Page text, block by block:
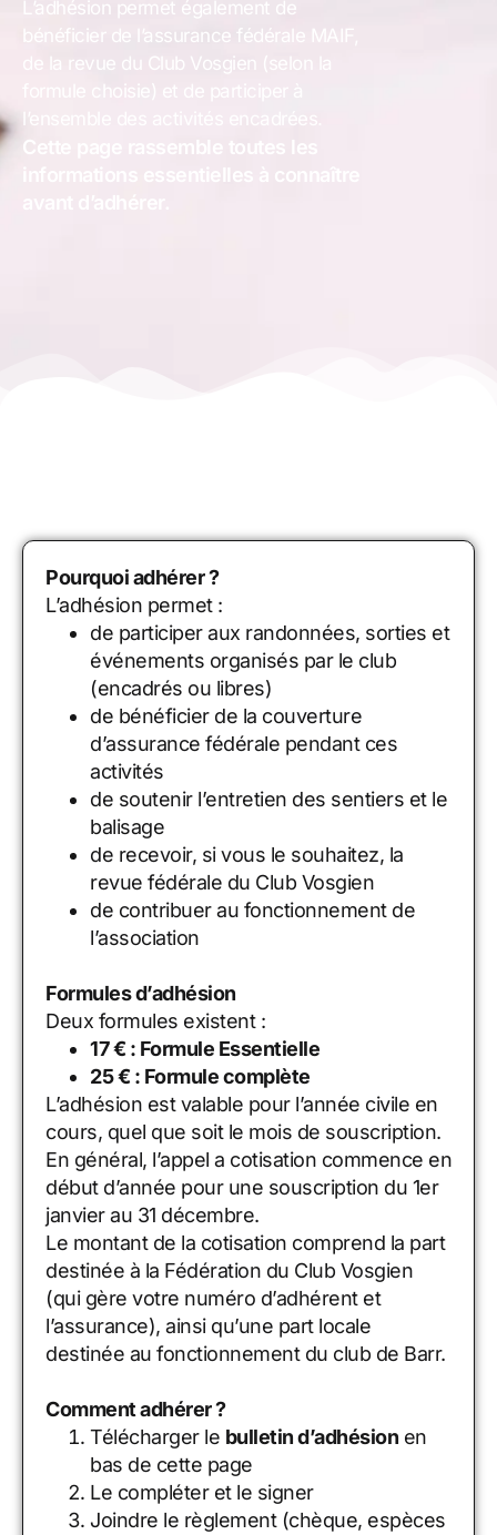
L’adhésion permet également de
bénéficier de l’assurance fédérale MAIF,
de la revue du Club Vosgien (selon la
formule choisie) et de participer à
Cette page rassemble toutes les
Pourquoi adhérer ?
L’adhésion permet :
de participer aux randonnées, sorties et
événements organisés par le club
(encadrés ou libres)
de bénéficier de la couverture
d’assurance fédérale pendant ces
activités
de soutenir l’entretien des sentiers et le
balisage
de recevoir, si vous le souhaitez, la
revue fédérale du Club Vosgien
de contribuer au fonctionnement de
l’association
Formules d’adhésion
Deux formules existent :
17 € : Formule Essentielle
25 € : Formule complète
L’adhésion est valable pour l’année civile en
cours, quel que soit le mois de souscription.
En général, l’appel a cotisation commence en
début d’année pour une souscription du 1er
janvier au 31 décembre.
Le montant de la cotisation comprend la part
destinée à la Fédération du Club Vosgien
(qui gère votre numéro d’adhérent et
l’assurance), ainsi qu’une part locale
destinée au fonctionnement du club de Barr.
Comment adhérer ?
Télécharger le bulletin d’adhésion en
bas de cette page
Le compléter et le signer
Joindre le règlement (chèque, espèces